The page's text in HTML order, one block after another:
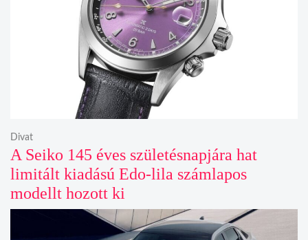
A Seiko 145 éves születésnapjára hat
limitált kiadású Edo-lila számlapos
modellt hozott ki
Divat